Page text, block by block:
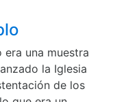
era una muestra
la Iglesia
de los